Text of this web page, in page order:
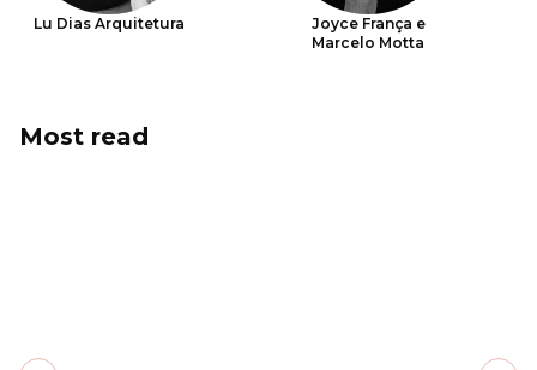
Lu Dias Arquitetura
Joyce França e
Marcelo Motta
Most read